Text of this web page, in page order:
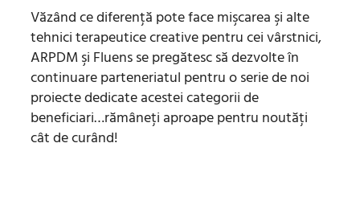
Văzând ce diferenţă pote face mişcarea şi alte
tehnici terapeutice creative pentru cei vârstnici,
ARPDM şi Fluens se pregătesc să dezvolte în
continuare parteneriatul pentru o serie de noi
proiecte dedicate acestei categorii de
beneficiari…rămâneţi aproape pentru noutăţi
cât de curând!